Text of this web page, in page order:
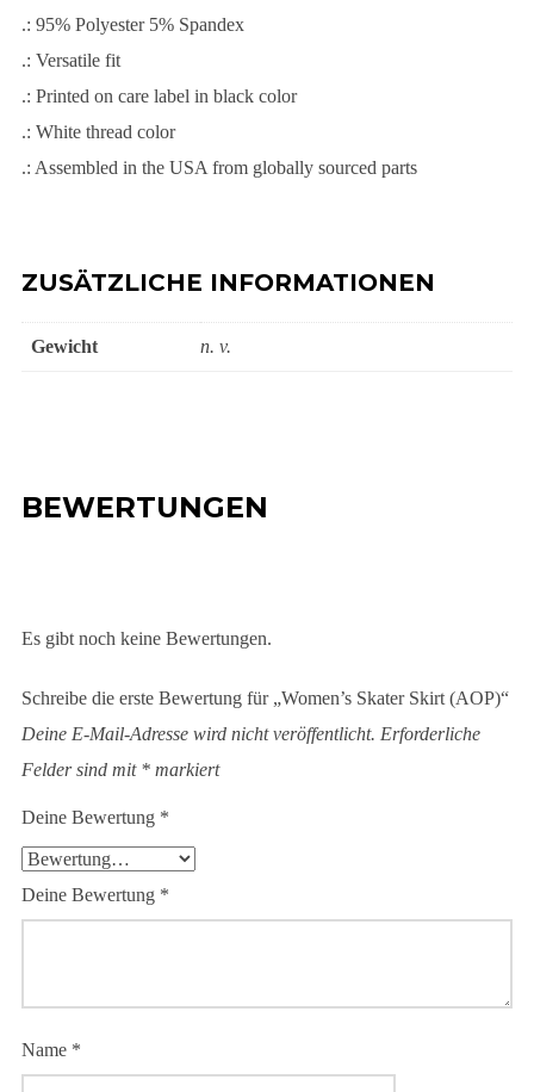
.: 95% Polyester 5% Spandex
.: Versatile fit
.: Printed on care label in black color
.: White thread color
.: Assembled in the USA from globally sourced parts
ZUSÄTZLICHE INFORMATIONEN
Gewicht n. v.
BEWERTUNGEN
Es gibt noch keine Bewertungen.
Schreibe die erste Bewertung für „Women’s Skater Skirt (AOP)“
Deine E-Mail-Adresse wird nicht veröffentlicht. Erforderliche
Felder sind mit *markiert
Deine Bewertung *
Deine Bewertung *
Name *